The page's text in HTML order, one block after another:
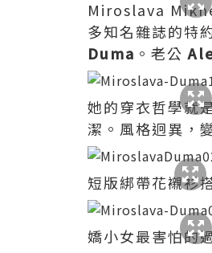
Miroslava
多知名雜誌的特
Duma 。老公
她的穿衣哲學就
潔。風格迥異，
短版綁帶花襯衫
嬌小女最害怕的